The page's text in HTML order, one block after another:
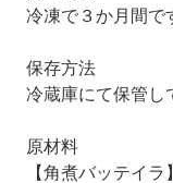
冷凍で３か月間で
保存方法
冷蔵庫にて保管し
原材料
【角煮バッテイラ】